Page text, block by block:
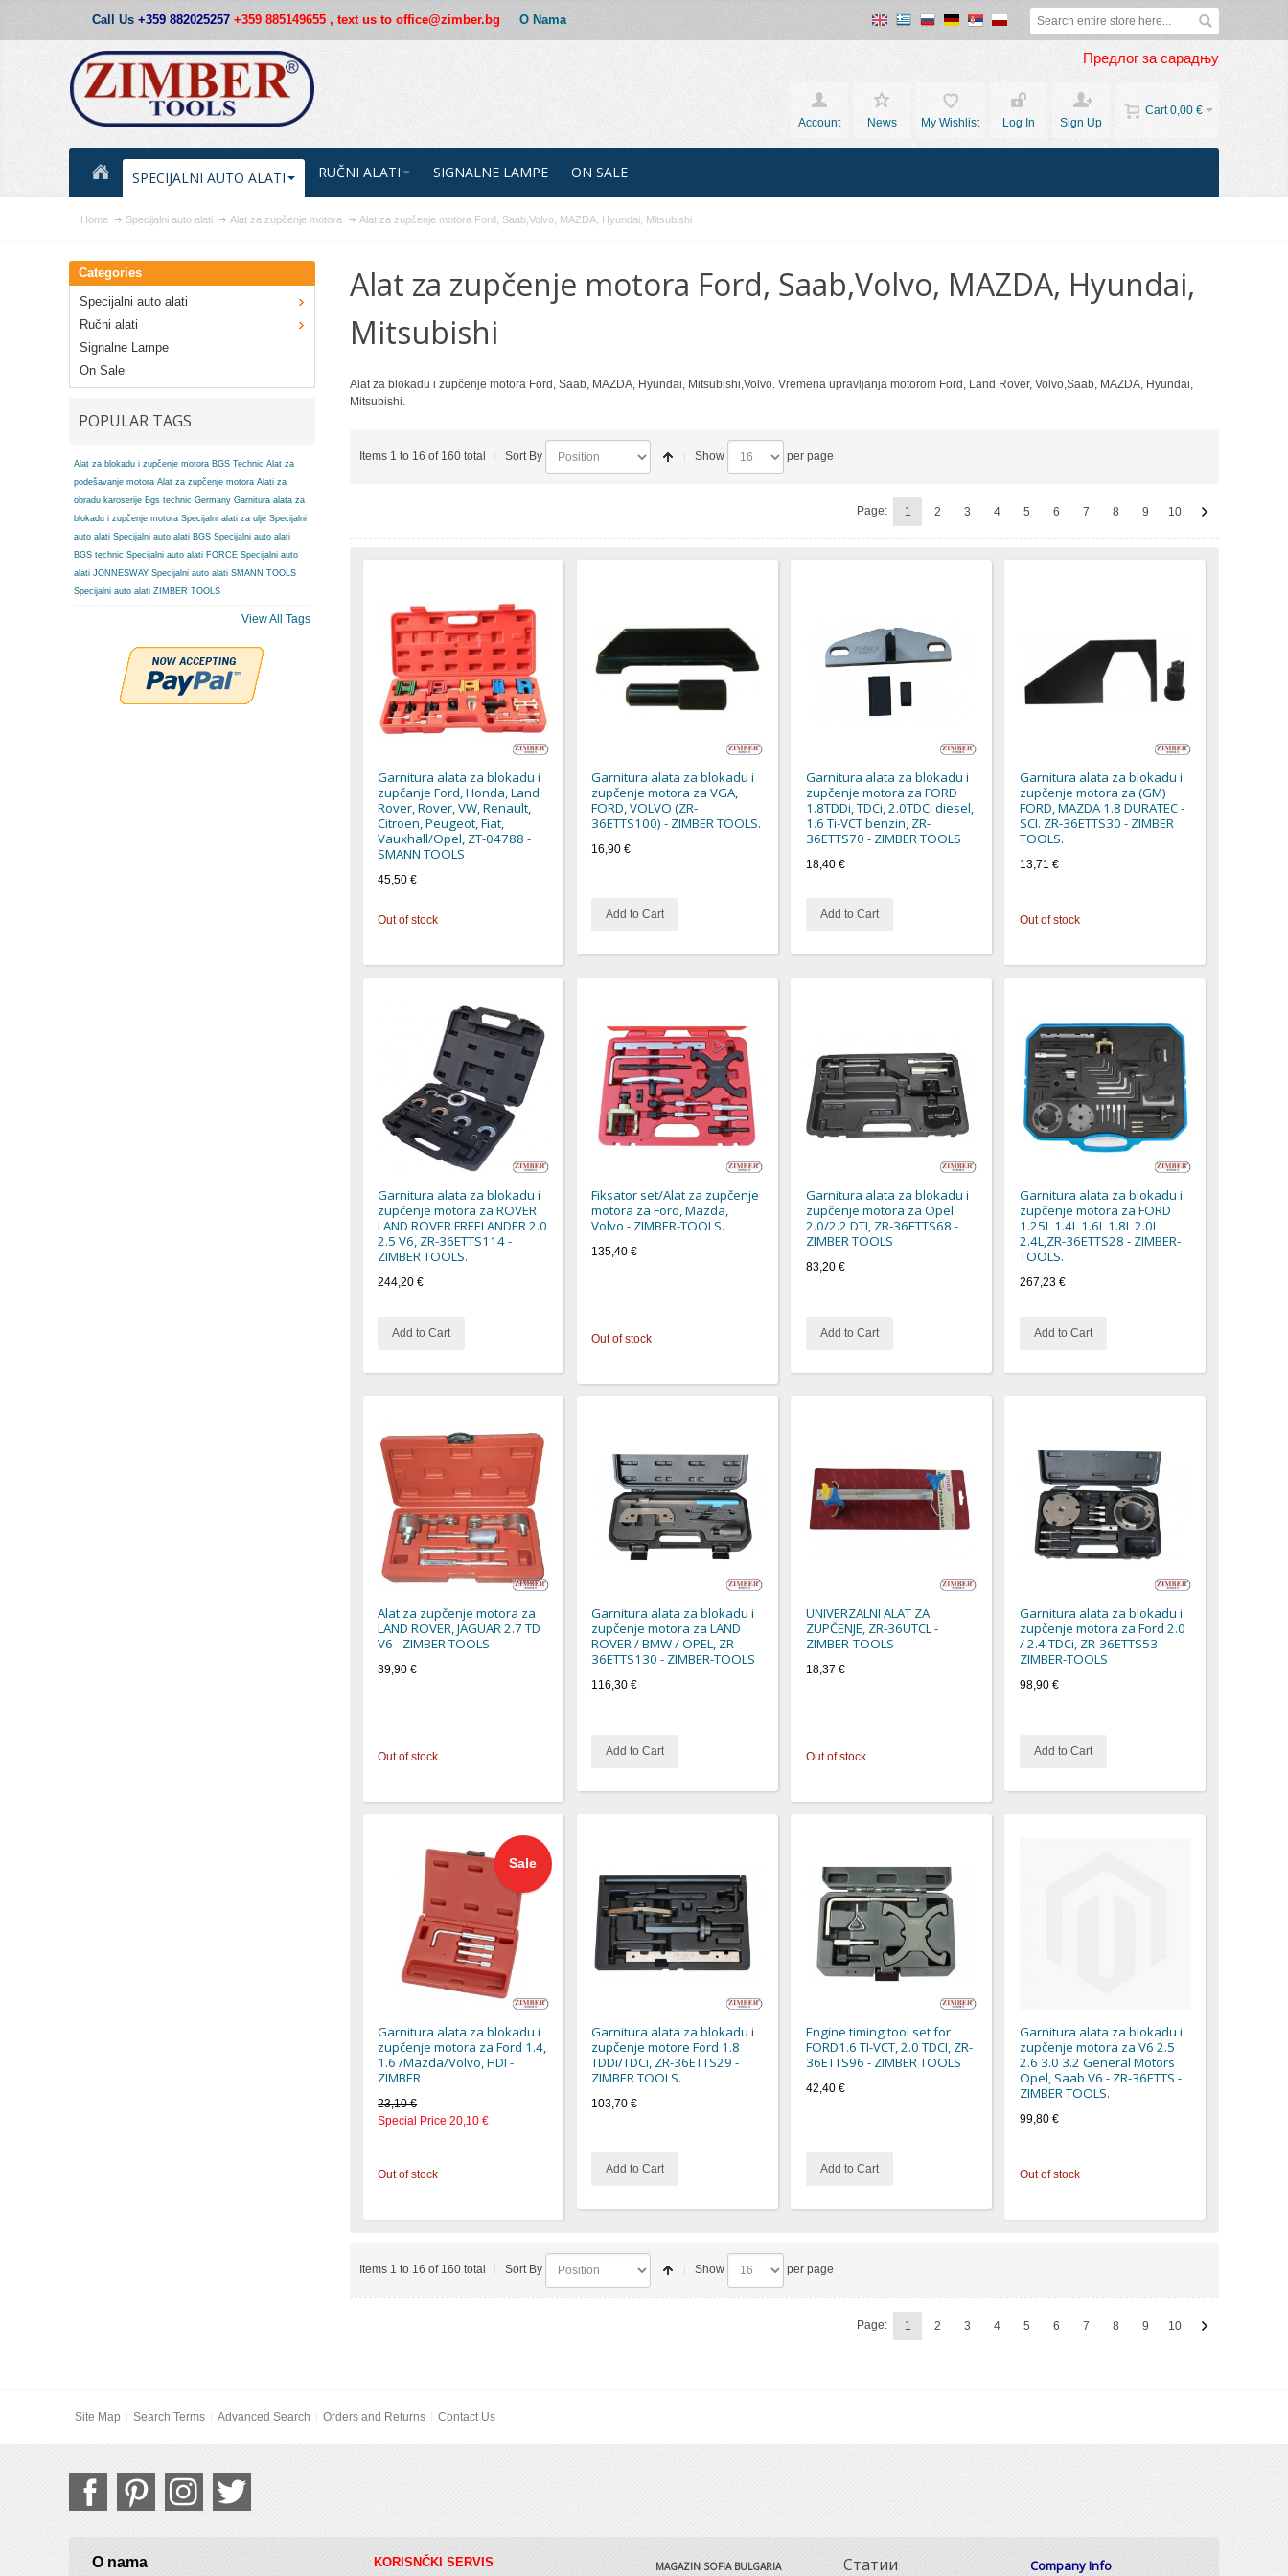
Call Us +359 882025257 +359 885149655 , text us to office@zimber.bg O Nama
Предлог за сарадњу
Cart 0,00 €
Account
News My Wishlist Log In Sign Up
SPECIJALNI AUTO ALATI RUČNI ALATI SIGNALNE LAMPE ON SALE
Home Specijalni auto alati Alat za zupčenje motora Alat za zupčenje motora Ford, Saab,Volvo, MAZDA, Hyundai, Mitsubishi
Alat za zupčenje motora Ford, Saab,Volvo, MAZDA, Hyundai,
Mitsubishi
Alat za blokadu i zupčenje motora Ford, Saab, MAZDA, Hyundai, Mitsubishi,Volvo. Vremena upravljanja motorom Ford, Land Rover, Volvo,Saab, MAZDA, Hyundai,
Mitsubishi.
Items 1 to 16 of 160 total Sort By Show per page
Page: 1 2 3 4 5 6 7 8 9 10
Garnitura alata za blokadu i
zupčanje Ford, Honda, Land
Rover, Rover, VW, Renault,
Citroen, Peugeot, Fiat,
Vauxhall/Opel, ZT-04788 -
SMANN TOOLS
45,50 €
Out of stock
Garnitura alata za blokadu i
zupčenje motora za VGA,
FORD, VOLVO (ZR-
36ETTS100) - ZIMBER TOOLS.
16,90 €
Add to Cart
Garnitura alata za blokadu i
zupčenje motora za FORD
1.8TDDi, TDCi, 2.0TDCi diesel,
1.6 Ti-VCT benzin, ZR-
36ETTS70 - ZIMBER TOOLS
18,40 €
Add to Cart
Garnitura alata za blokadu i
zupčenje motora za (GM)
FORD, MAZDA 1.8 DURATEC -
SCI. ZR-36ETTS30 - ZIMBER
TOOLS.
13,71 €
Out of stock
Garnitura alata za blokadu i
zupčenje motora za ROVER
LAND ROVER FREELANDER 2.0
2.5 V6, ZR-36ETTS114 -
ZIMBER TOOLS.
244,20 €
Add to Cart
Fiksator set/Alat za zupčenje
motora za Ford, Mazda,
Volvo - ZIMBER-TOOLS.
135,40 €
Out of stock
Garnitura alata za blokadu i
zupčenje motora za Opel
2.0/2.2 DTI, ZR-36ETTS68 -
ZIMBER TOOLS
83,20 €
Add to Cart
Garnitura alata za blokadu i
zupčenje motora za FORD
1.25L 1.4L 1.6L 1.8L 2.0L
2.4L,ZR-36ETTS28 - ZIMBER-
TOOLS.
267,23 €
Add to Cart
Alat za zupčenje motora za
LAND ROVER, JAGUAR 2.7 TD
V6 - ZIMBER TOOLS
39,90 €
Out of stock
Garnitura alata za blokadu i
zupčenje motora za LAND
ROVER / BMW / OPEL, ZR-
36ETTS130 - ZIMBER-TOOLS
116,30 €
Add to Cart
UNIVERZALNI ALAT ZA
ZUPČENJE, ZR-36UTCL -
ZIMBER-TOOLS
18,37 €
Out of stock
Garnitura alata za blokadu i
zupčenje motora za Ford 2.0
/ 2.4 TDCi, ZR-36ETTS53 -
ZIMBER-TOOLS
98,90 €
Add to Cart
Sale
Garnitura alata za blokadu i
zupčenje motora za Ford 1.4,
1.6 /Mazda/Volvo, HDI -
ZIMBER
23,10 €
Special Price 20,10 €
Out of stock
Garnitura alata za blokadu i
zupčenje motore Ford 1.8
TDDi/TDCi, ZR-36ETTS29 -
ZIMBER TOOLS.
103,70 €
Add to Cart
Engine timing tool set for
FORD1.6 TI-VCT, 2.0 TDCI, ZR-
36ETTS96 - ZIMBER TOOLS
42,40 €
Add to Cart
Garnitura alata za blokadu i
zupčenje motora za V6 2.5
2.6 3.0 3.2 General Motors
Opel, Saab V6 - ZR-36ETTS -
ZIMBER TOOLS.
99,80 €
Out of stock
Items 1 to 16 of 160 total Sort By Show per page
Page: 1 2 3 4 5 6 7 8 9 10
Categories
Specijalni auto alati
Ručni alati
Signalne Lampe
On Sale
POPULAR TAGS
Alat za blokadu i zupčenje motora BGS Technic Alat za
podešavanje motora Alat za zupčenje motora Alati za
obradu karoserije Bgs technic Germany Garnitura alata za
blokadu i zupčenje motora Specijalni alati za ulje Specijalni
auto alati Specijalni auto alati BGS Specijalni auto alati
BGS technic Specijalni auto alati FORCE Specijalni auto
alati JONNESWAY Specijalni auto alati SMANN TOOLS
Specijalni auto alati ZIMBER TOOLS
View All Tags
Site Map Search Terms Advanced Search Orders and Returns Contact Us
O nama KORISNČKI SERVIS MAGAZIN SOFIA BULGARIA Статии Company Info